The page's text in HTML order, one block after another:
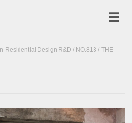
Residential Design R&D / NO.813 / THE